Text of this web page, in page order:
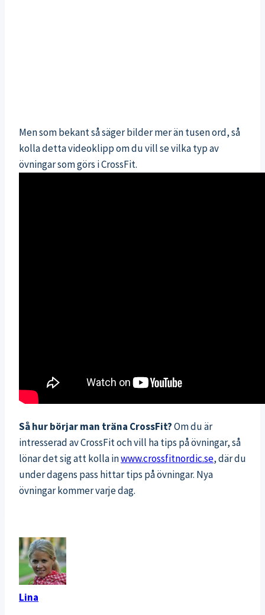
Men som bekant så säger bilder mer än tusen ord, så
kolla detta videoklipp om du vill se vilka typ av
övningar som görs i CrossFit.
Så hur börjar man träna CrossFit?Om du är
intresserad av CrossFit och vill ha tips på övningar, så
lönar det sig att kolla inwww.crossfitnordic.se, där du
under dagens pass hittar tips på övningar. Nya
övningar kommer varje dag.
Lina